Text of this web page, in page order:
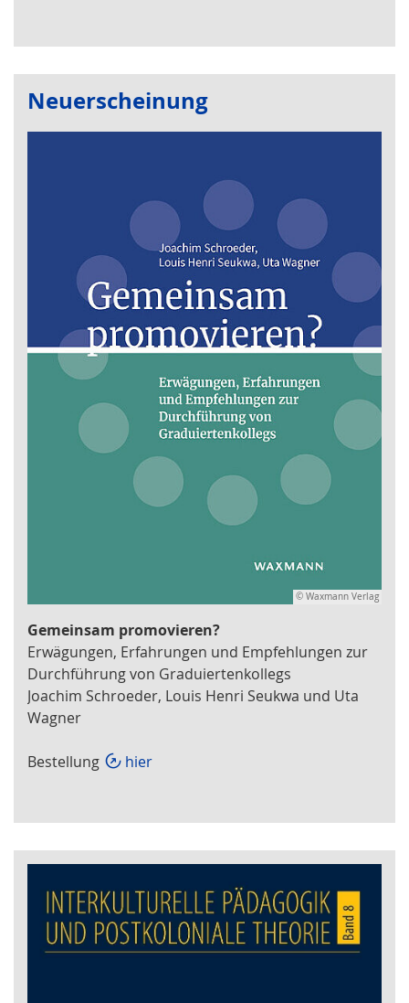
Neuerscheinung
© Waxmann Verlag
Gemeinsam promovieren?
Erwägungen, Erfahrungen und Empfehlungen zur
Durchführung von Graduiertenkollegs
Joachim Schroeder, Louis Henri Seukwa und Uta
Wagner
Bestellung hier